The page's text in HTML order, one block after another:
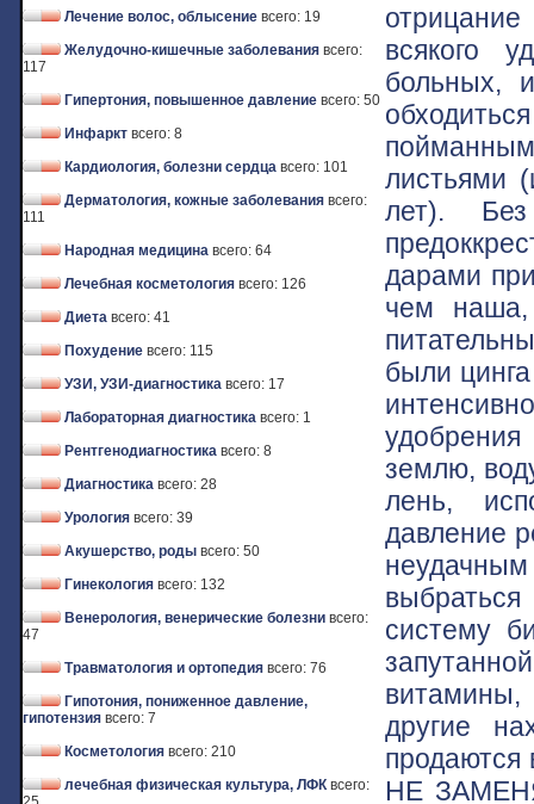
Лечение волос, облысение всего: 19
Желудочно-кишечные заболевания всего:
117
Гипертония, повышенное давление всего: 50
Инфаркт всего: 8
Кардиология, болезни сердца всего: 101
Дерматология, кожные заболевания всего:
111
Народная медицина всего: 64
Лечебная косметология всего: 126
Диета всего: 41
Похудение всего: 115
УЗИ, УЗИ-диагностика всего: 17
Лабораторная диагностика всего: 1
Рентгенодиагностика всего: 8
Диагностика всего: 28
Урология всего: 39
Акушерство, роды всего: 50
Гинекология всего: 132
Венерология, венерические болезни всего:
47
Травматология и ортопедия всего: 76
Гипотония, пониженное давление,
гипотензия всего: 7
Косметология всего: 210
лечебная физическая культура, ЛФК всего:
всякого
больных,
листьями
лет).
дарами
чем
были
землю,
лень,
давление
систему
другие
НЕ